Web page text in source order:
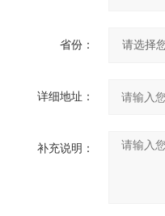
省份：
详细地址：
补充说明：